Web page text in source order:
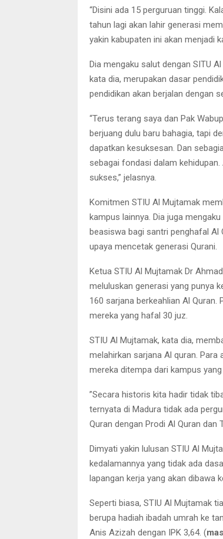
“Disini ada 15 perguruan tinggi.
tahun lagi akan lahir generasi
yakin kabupaten ini akan menjadi
Dia mengaku salut dengan SITU
kata dia, merupakan dasar
pendidikan akan berjalan dengan
“Terus terang saya dan Pak
berjuang dulu baru bahagia, tapi
dapatkan kesuksesan. Dan
sebagai fondasi dalam kehidupan.
sukses,” jelasnya.
Komitmen STIU Al Mujtamak
kampus lainnya. Dia juga
beasiswa bagi santri penghafal Al
upaya mencetak generasi Qurani.
Ketua STIU Al Mujtamak Dr
meluluskan generasi yang punya
160 sarjana berkeahlian Al
mereka yang hafal 30 juz.
STIU Al Mujtamak, kata dia,
melahirkan sarjana Al quran. Para
mereka ditempa dari kampus
”Secara historis kita hadir tidak
ternyata di Madura tidak ada
Quran dengan Prodi Al Quran dan
Dimyati yakin lulusan STIU Al
kedalamannya yang tidak ada
lapangan kerja yang akan dibawa
Seperti biasa, STIU Al Mujtamak
berupa hadiah ibadah umrah ke
Anis Azizah dengan IPK 3,64. (mas